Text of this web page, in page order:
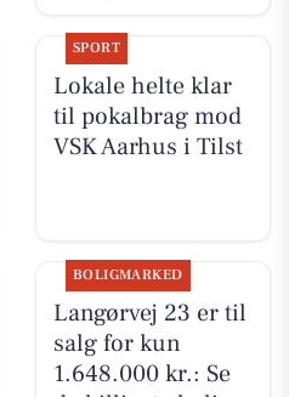
SPORT
Lokale helte klar
til pokalbrag mod
VSK Aarhus i Tilst
BOLIGMARKED
Langørvej 23 er til
salg for kun
1.648.000 kr.: Se